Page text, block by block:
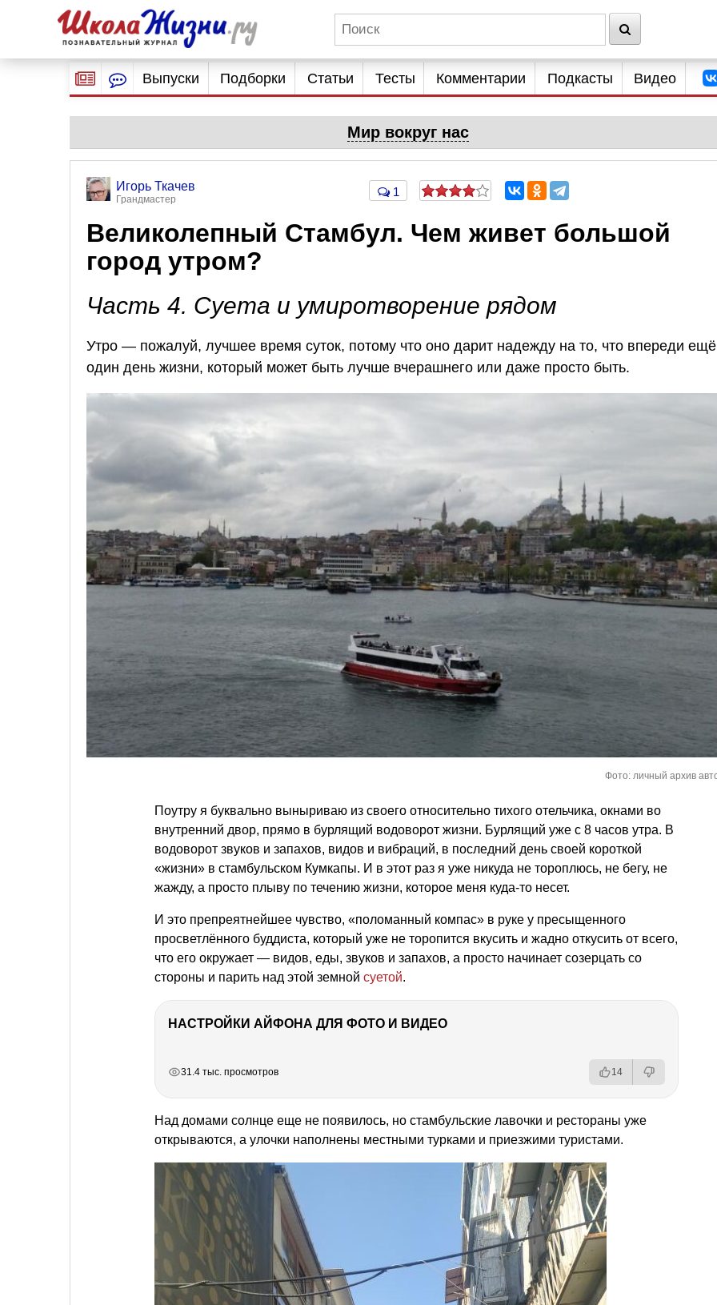
Выпуски Подборки Статьи Тесты Комментарии Подкасты Видео
Мир вокруг нас
Игорь Ткачев
Грандмастер
1
Великолепный Стамбул. Чем живет большой
город утром?
Часть 4. Суета и умиротворение рядом
Утро — пожалуй, лучшее время суток, потому что оно дарит надежду на то, что впереди ещё
один день жизни, который может быть лучше вчерашнего или даже просто быть.
Фото: личный архив
Поутру я буквально выныриваю из своего относительно тихого отельчика, окнами во
внутренний двор, прямо в бурлящий водоворот жизни. Бурлящий уже с 8 часов утра. В
водоворот звуков и запахов, видов и вибраций, в последний день своей короткой
«жизни» в стамбульском Кумкапы. И в этот раз я уже никуда не тороплюсь, не бегу, не
жажду, а просто плыву по течению жизни, которое меня куда-то несет.
И это препреятнейшее чувство, «поломанный компас» в руке у пресыщенного
просветлённого буддиста, который уже не торопится вкусить и жадно откусить от всего,
что его окружает — видов, еды, звуков и запахов, а просто начинает созерцать со
стороны и парить над этой земной суетой.
НАСТРОЙКИ АЙФОНА ДЛЯ ФОТО И ВИДЕО
31.4 тыс. просмотров 14
Над домами солнце еще не появилось, но стамбульские лавочки и рестораны уже
открываются, а улочки наполнены местными турками и приезжими туристами.